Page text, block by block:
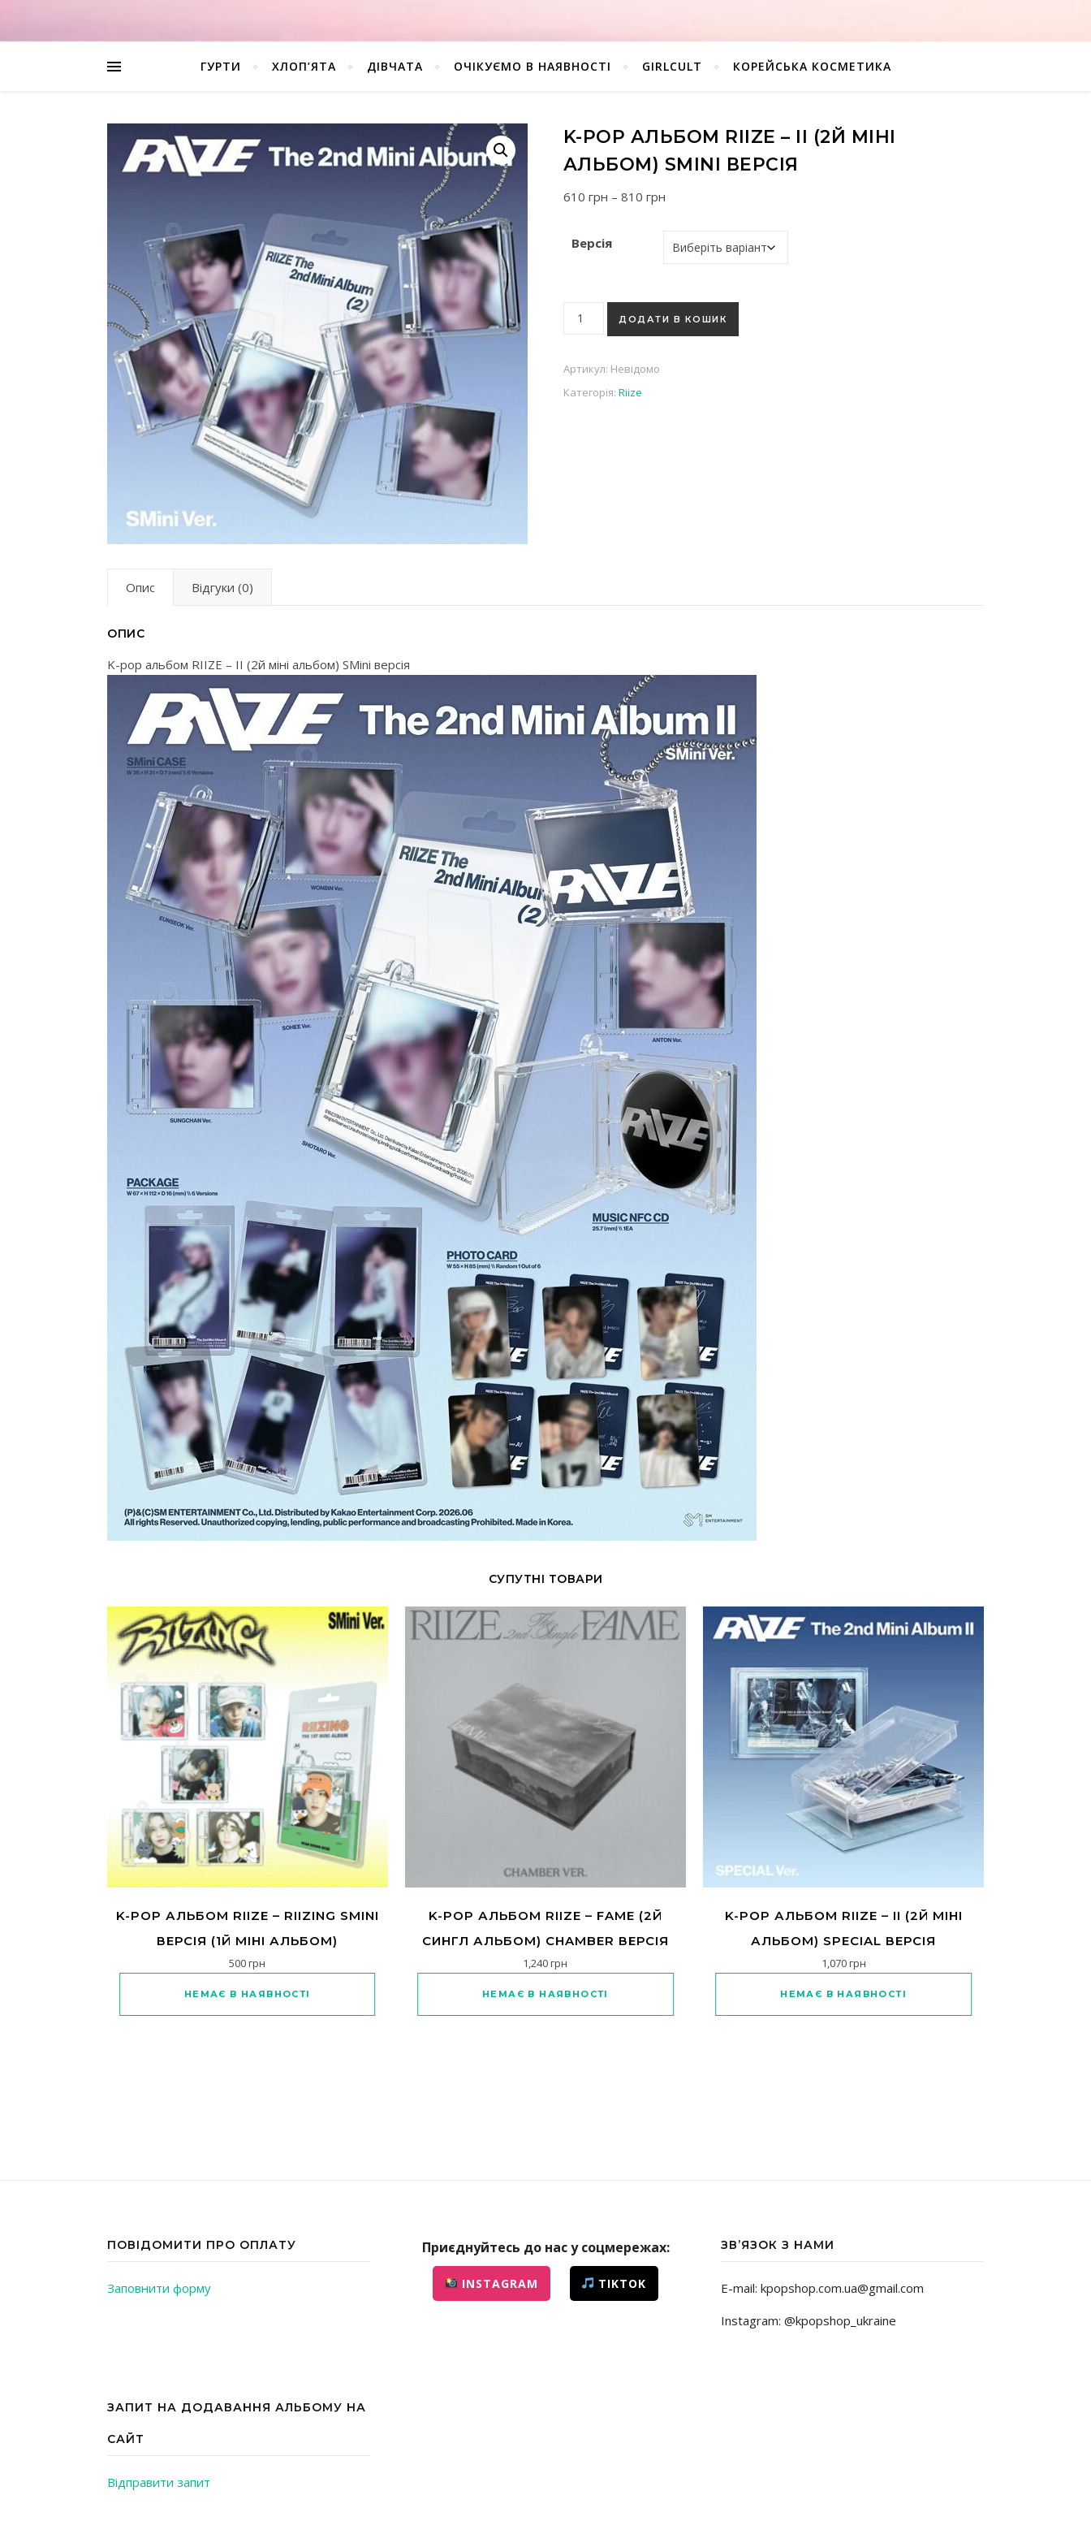
ГУРТИ ХЛОП’ЯТА ДІВЧАТА ОЧІКУЄМО В НАЯВНОСТІ GIRLCULT КОРЕЙСЬКА КОСМЕТИКА
K-POP АЛЬБОМ RIIZE – II (2Й МІНІ
АЛЬБОМ) SMINI ВЕРСІЯ
610 грн – 810 грнДіапазон цін: від 610 грн до 810 грн
Версія
K-pop альбом RIIZE - II (2й міні альбом) SMini версія кількість
ДОДАТИ В КОШИК
Артикул: Невідомо
Категорія: Riize
Опис Відгуки (0)
ОПИС
K-pop альбом RIIZE – II (2й міні альбом) SMini версія
СУПУТНІ ТОВАРИ
K-POP АЛЬБОМ RIIZE – RIIZING SMINI
ВЕРСІЯ (1Й МІНІ АЛЬБОМ)
500грн
НЕМАЄ В НАЯВНОСТІ
K-POP АЛЬБОМ RIIZE – FAME (2Й
СИНГЛ АЛЬБОМ) CHAMBER ВЕРСІЯ
1,240грн
НЕМАЄ В НАЯВНОСТІ
K-POP АЛЬБОМ RIIZE – II (2Й МІНІ
АЛЬБОМ) SPECIAL ВЕРСІЯ
1,070грн
НЕМАЄ В НАЯВНОСТІ
ПОВІДОМИТИ ПРО ОПЛАТУ
Заповнити форму
Приєднуйтесь до нас у соцмережах:
INSTAGRAM TIKTOK
ЗВ’ЯЗОК З НАМИ
E-mail: kpopshop.com.ua@gmail.com
Instagram: @kpopshop_ukraine
ЗАПИТ НА ДОДАВАННЯ АЛЬБОМУ НА
САЙТ
Відправити запит